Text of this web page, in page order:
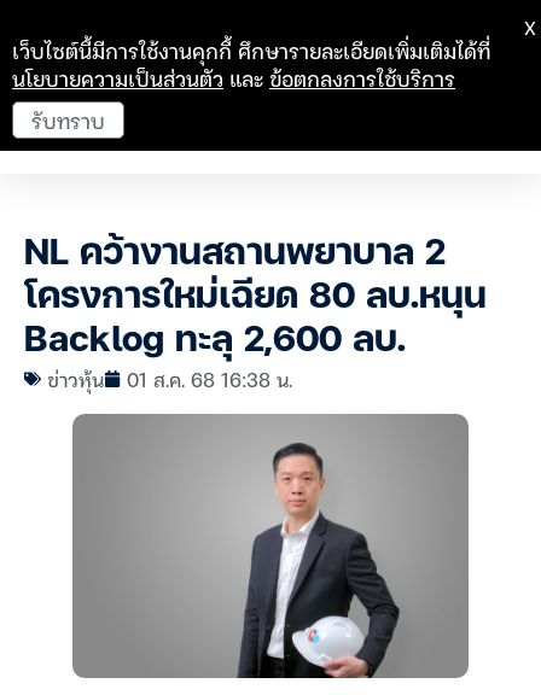
NL คว้างานสถานพยาบาล 2
โครงการใหม่เฉียด 80 ลบ.หนุน
Backlog ทะลุ 2,600 ลบ.
ข่าวหุ้น 01 ส.ค. 68 16:38 น.
เว็บไซต์นี้มีการใช้งานคุกกี้ ศึกษารายละเอียดเพิ่มเติมได้ที่
นโยบายความเป็นส่วนตัว และข้อตกลงการใช้บริการ
รับทราบ
X